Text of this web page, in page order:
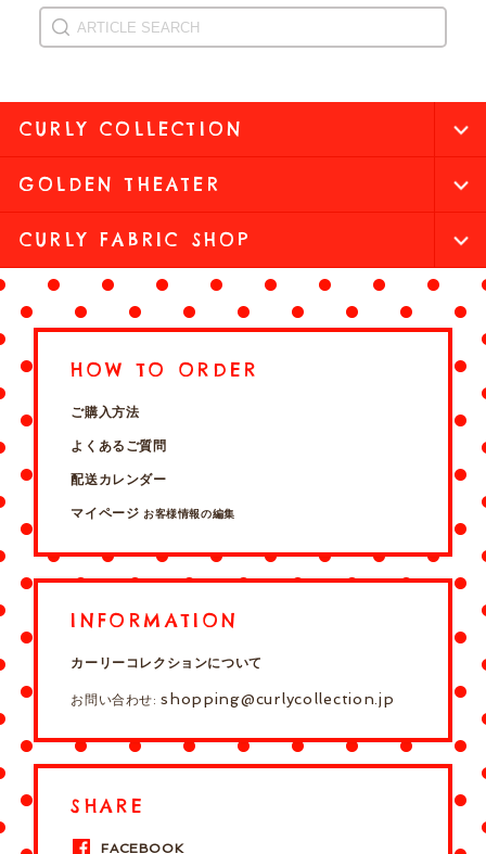
CURLY COLLECTION
GOLDEN THEATER
CURLY FABRIC SHOP
HOW TO ORDER
ご購入方法
よくあるご質問
配送カレンダー
マイページ お客様情報の編集
INFORMATION
カーリーコレクションについて
お問い合わせ:shopping@curlycollection.jp
SHARE
FACEBOOK